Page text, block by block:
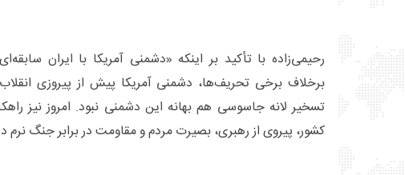
رحیمی‌زاده با تأکید بر اینکه «دشمنی آمریکا با ایران
برخلاف برخی تحریف‌ها، دشمنی آمریکا پیش از پیروزی
تسخیر لانه جاسوسی هم بهانه این دشمنی نبود. امروز نیز
کشور، پیروی از رهبری، بصیرت مردم و مقاومت در برابر جنگ